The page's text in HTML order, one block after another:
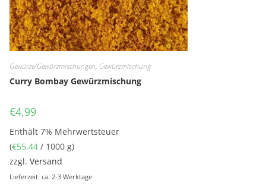
Gewürze/Gewürzmischungen, Gewürzmischung
Curry Bombay Gewürzmischung
€4,99
Enthält 7% Mehrwertsteuer
(€55,44 / 1000 g)
zzgl.Versand
Lieferzeit: ca. 2-3 Werktage